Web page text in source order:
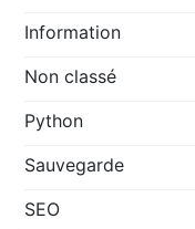
Information
Non classé
Python
Sauvegarde
SEO